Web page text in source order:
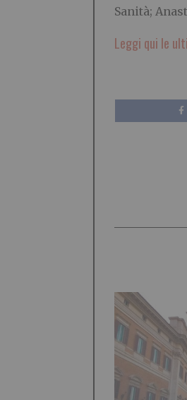
Sanità;
Leggi qui le